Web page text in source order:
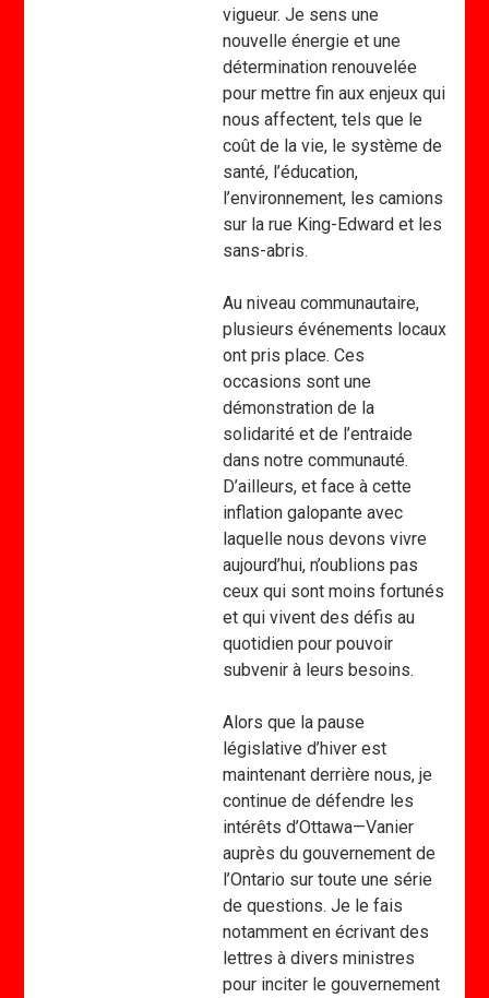
vigueur. Je sens une
nouvelle énergie et une
détermination renouvelée
pour mettre fin aux enjeux qui
nous affectent, tels que le
coût de la vie, le système de
santé, l’éducation,
l’environnement, les camions
sur la rue King-Edward et les
sans-abris.
Au niveau communautaire,
plusieurs événements locaux
ont pris place. Ces
occasions sont une
démonstration de la
solidarité et de l’entraide
dans notre communauté.
D’ailleurs, et face à cette
inflation galopante avec
laquelle nous devons vivre
aujourd’hui, n’oublions pas
ceux qui sont moins fortunés
et qui vivent des défis au
quotidien pour pouvoir
subvenir à leurs besoins.
Alors que la pause
législative d’hiver est
maintenant derrière nous, je
continue de défendre les
intérêts d’Ottawa—Vanier
auprès du gouvernement de
l’Ontario sur toute une série
de questions. Je le fais
notamment en écrivant des
lettres à divers ministres
pour inciter le gouvernement